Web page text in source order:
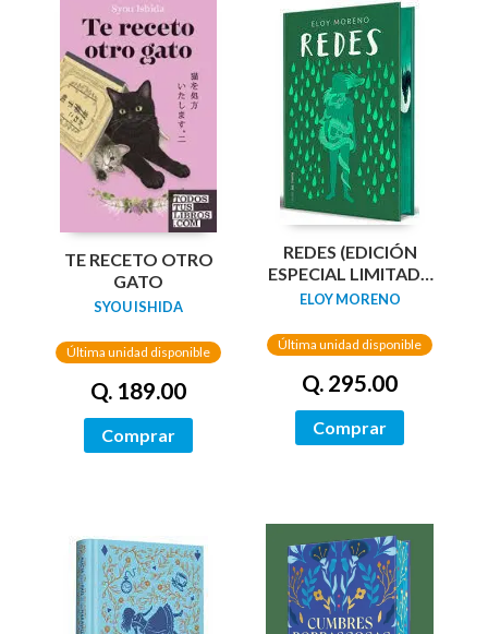
TE RECETO OTRO
GATO
SYOU ISHIDA
Última unidad disponible
Q. 189.00
Comprar
REDES (EDICIÓN
ESPECIAL LIMITADA
GUARDAS DRAGÓN)
ELOY MORENO
Última unidad disponible
Q. 295.00
Comprar